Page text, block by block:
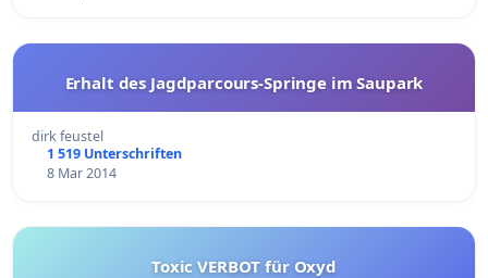
Erhalt des Jagdparcours-Springe im Saupark
dirk feustel
1 519 Unterschriften
8 Mar 2014
Toxic VERBOT für Oxyd